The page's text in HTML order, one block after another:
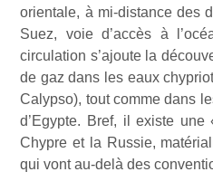
orientale, à mi-distance des
Suez, voie d’accès à
circulation s’ajoute la
de gaz dans les eaux
Calypso), tout comme dans
d’Egypte. Bref, il existe
Chypre et la Russie,
qui vont au-delà des